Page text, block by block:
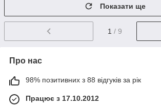
Показати ще
1 / 9
Про нас
98% позитивних з 88 відгуків за рік
Працює з 17.10.2012